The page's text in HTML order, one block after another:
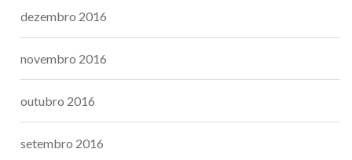
dezembro 2016
novembro 2016
outubro 2016
setembro 2016